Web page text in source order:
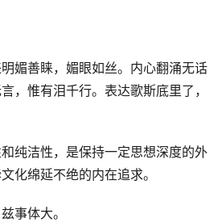
媚善睐，媚眼如丝。内心翻涌无话
，惟有泪千行。表达歌斯底里了，
纯洁性，是保持一定思想深度的外
化绵延不绝的内在追求。
事体大。